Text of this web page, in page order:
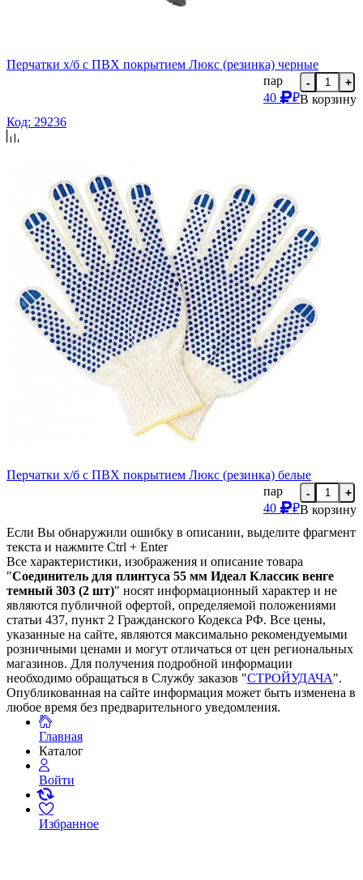
Перчатки х/б с ПВХ покрытием Люкс (резинка) черные
пар
40
₽
- +
В корзину
Код: 29236
Перчатки х/б с ПВХ покрытием Люкс (резинка) белые
пар
40
₽
- +
В корзину
Если Вы обнаружили ошибку в описании, выделите фрагмент
текста и нажмите Ctrl + Enter
Все характеристики, изображения и описание товара
"Соединитель для плинтуса 55 мм Идеал Классик венге
темный 303 (2 шт)" носят информационный характер и не
являются публичной офертой, определяемой положениями
статьи 437, пункт 2 Гражданского Кодекса РФ. Все цены,
указанные на сайте, являются максимально рекомендуемыми
розничными ценами и могут отличаться от цен региональных
магазинов. Для получения подробной информации
необходимо обращаться в Службу заказов "СТРОЙУДАЧА".
Опубликованная на сайте информация может быть изменена в
любое время без предварительного уведомления.
Главная
Каталог
Войти
Избранное